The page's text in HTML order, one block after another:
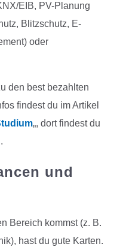
EIB, PV-Planung
Blitzschutz, E-
oder
den best bezahlten
findest du im Artikel
„, dort findest du
und
Bereich kommst (z. B.
hast du gute Karten.